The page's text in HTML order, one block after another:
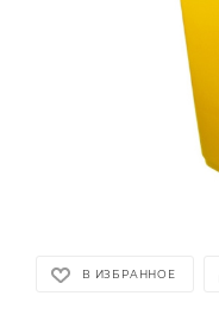
В ИЗБРАННОЕ